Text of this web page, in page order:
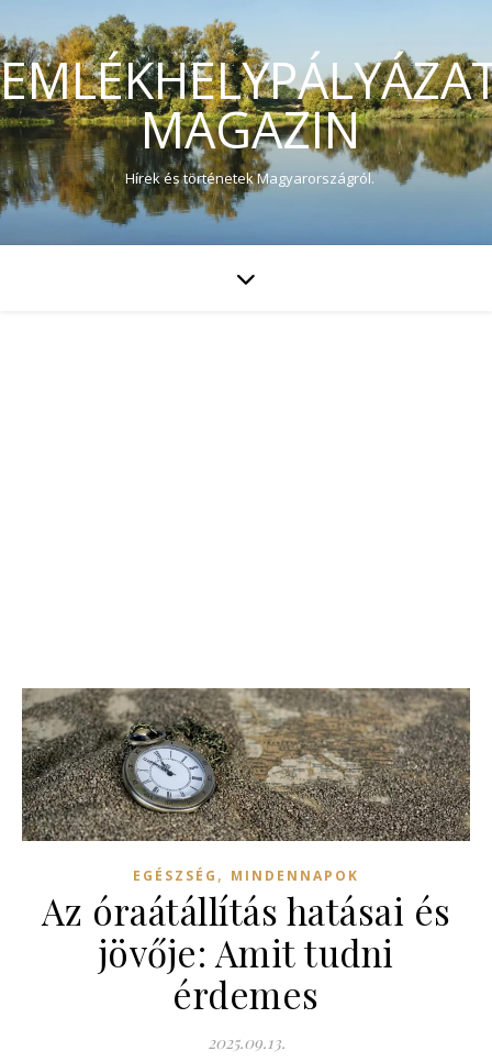
MAGAZIN
Hírek és történetek Magyarországról.
EGÉSZSÉG , MINDENNAPOK
Az óraátállítás hatásai és
jövője: Amit tudni
érdemes
2025.09.13.